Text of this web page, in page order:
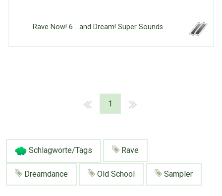
Rave Now! 6 ...and Dream! Super Sounds
1
Schlagworte/Tags Rave
Dreamdance Old School Sampler